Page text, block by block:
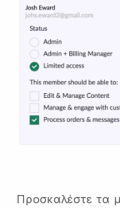
Προσκαλέστε τα